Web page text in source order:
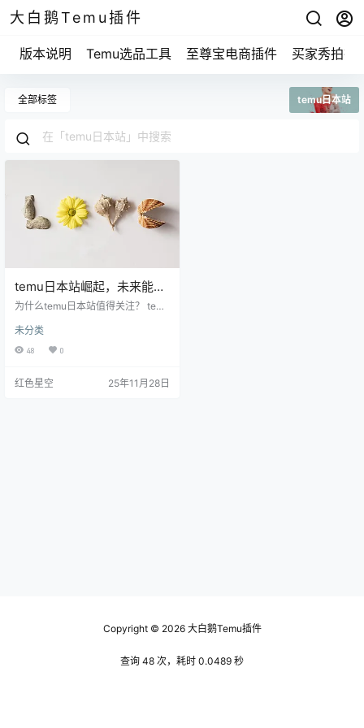
大白鹅Temu插件
版本说明 Temu选品工具 至尊宝电商插件 买家秀拍摄
全部标签 temu日本站
temu日本站崛起，未来能否
撼动日本电商格局？
为什么temu日本站值得关注？ temu
市场竞争激烈，大家都在寻找新鲜
的购物方式。temu作为一个综合性
碑不错，为什么temu能在这个市场
未分类
48 0
红色星空 25年11月28日
Copyright © 2026大白鹅Temu插件
查询 48 次，耗时 0.0489 秒